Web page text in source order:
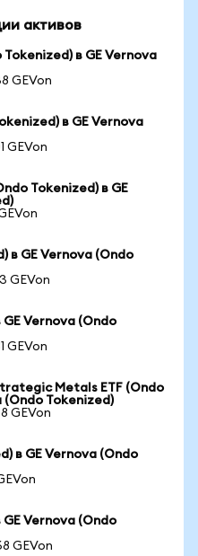
активов
в GE Vernova
GEVon
в GE Vernova
GEVon
Tokenized) в GE
в GE Vernova (Ondo
GEVon
Vernova (Ondo
GEVon
Metals ETF (Ondo
(Ondo Tokenized)
GEVon
в GE Vernova (Ondo
GE Vernova (Ondo
GEVon